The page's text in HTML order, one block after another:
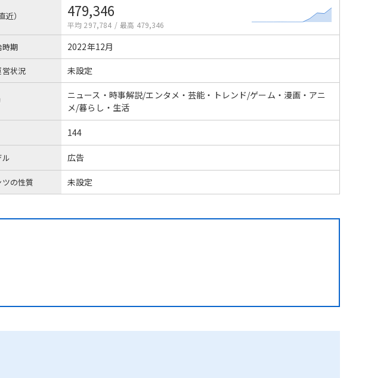
近） 479,346
平均 297,784 / 最高 479,346
時期 2022年12月
状況 未設定
ニュース・時事解説/エンタメ・芸能・トレンド/ゲーム・漫画・アニ
メ/暮らし・生活
144
広告
の性質 未設定